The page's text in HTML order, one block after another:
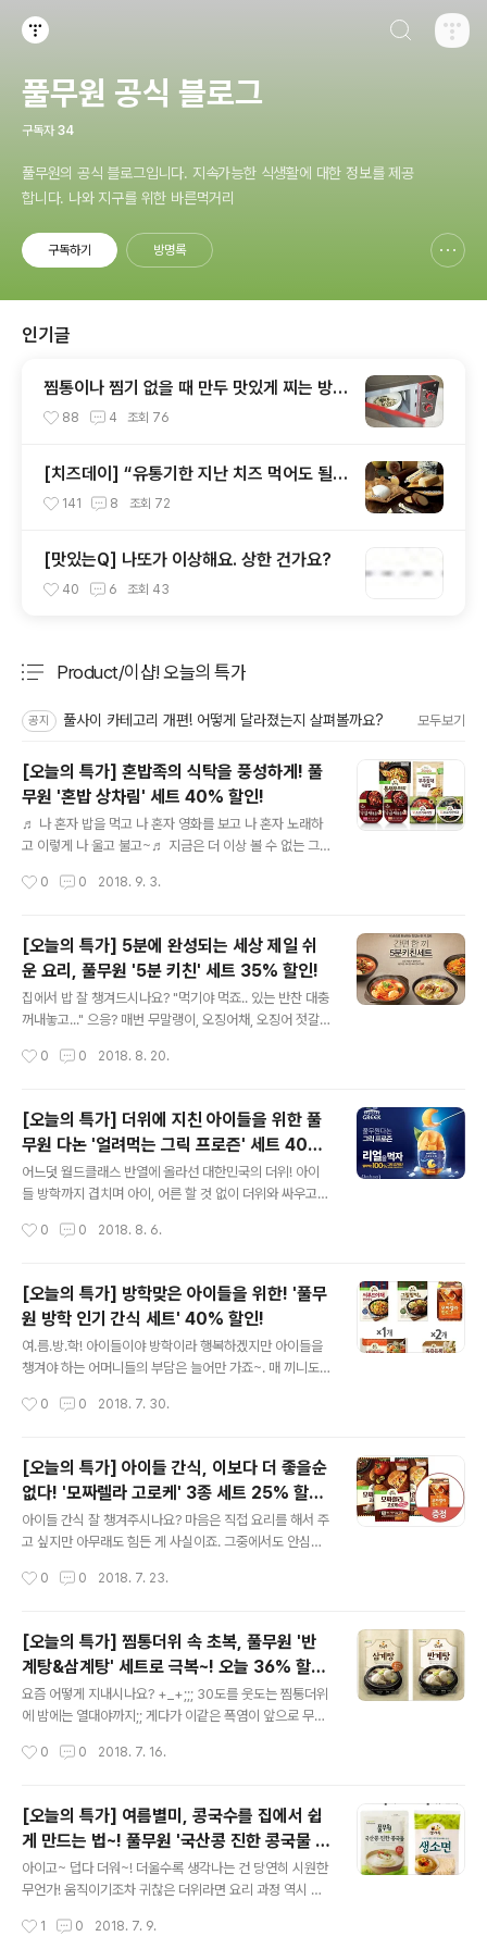
풀무원 공식 블로그
구독자 34
풀무원의 공식 블로그입니다. 지속가능한 식생활에 대한 정보를 제공
합니다. 나와 지구를 위한 바른먹거리
구독하기 방명록
인기글
찜통이나 찜기 없을 때 만두 맛있게 찌는 방법
~ 6가지!
88 4 조회 76
[치즈데이] “유통기한 지난 치즈 먹어도 될까
요?”
141 8 조회 72
[맛있는Q] 나또가 이상해요. 상한 건가요?
40 6 조회 43
Product/이샵! 오늘의 특가
공지 풀사이 카테고리 개편! 어떻게 달라졌는지 살펴볼까요? 모두보기
[오늘의 특가] 혼밥족의 식탁을 풍성하게! 풀
무원 '혼밥 상차림' 세트 40% 할인!
♬ 나 혼자 밥을 먹고 나 혼자 영화를 보고 나 혼자 노래하
고 이렇게 나 울고 불고~♬ 지금은 더 이상 볼 수 없는 그
이별에 대한 노래였지만 후렴 가사만 보면... '혼밥러'라 불
제대로 못 챙겨먹으면 슬픔은 두 배로. ㅠ,ㅜ 그렇다고 제대
로 장을 보고 요리를 하는 건 먼나라 이야기죠. 번거롭기도
할 뿐더러 1인분만 만들 수도 없으니 먹는 것보다 버리는
게 더 많으니까요. 그럴때 필요한 것이 바로 풀무원~! 그중
에서도 집에서 먹던 엄마표 집밥의 기운이 물씬 느껴지는
야채가 듬뿍 들어있는~ 통새우 볶음밥 찰진 가마솥 밥에
0 0 2018. 9. 3.
[오늘의 특가] 5분에 완성되는 세상 제일 쉬
운 요리, 풀무원 '5분 키친' 세트 35% 할인!
집에서 밥 잘 챙겨드시나요? "먹기야 먹죠.. 있는 반찬 대충
꺼내놓고..." 으응? 매번 무말랭이, 오징어채, 오징어 젓갈,
보글보글~ 얼큰한 찌개, 아삭아삭~ 콩나물찜 같은 요리는
집밥이 그리운 날~! 5분이면 완성되는 세상 제일 쉬운 요
리, 풀무원 '5분 키친' 시리즈를 데려가세요~! 풀무원 '5분
키친'과 함께라면 찌개면 찌개, 국이면 국, 찜이면 찜, 뚝딱
뚝딱 5분이면 완성된답니다~. 아니, 국, 찌개, 찜이 얼마나
번거로운 요리인데 5분에 완성되냐구요? 풀무원 '5분 키
양념장, 육수, 건더기에 순두부, 콩나물 등 메인재..
0 0 2018. 8. 20.
[오늘의 특가] 더위에 지친 아이들을 위한 풀
무원 다논 '얼려먹는 그릭 프로즌' 세트 40%
할인!
어느덧 월드클래스 반열에 올라선 대한민국의 더위! 아이
들 방학까지 겹치며 아이, 어른 할 것 없이 더위와 싸우고
도 시원한 무언가 뿐이죠? 아이들에게 아이스크림을 꺼내
로~~~~~~ 풀무원다논에서 야심차게 선보인~ 시원하게
얼려먹는 요거트~ '얼려먹는 그릭 프로즌'은 어떠신가요?
^^ 그릭 요거트의 진한 풍미가 입안을 즐겁게! 얼려도 살아
있는 유산균~ 더욱 여름날 건강하게! 요거트 함량을 줄여
만든 일반 요거트 아이스크림과 달리 아이스크림처럼 맛있
도록 셔벗과 아이스크림의 중간 제형으로 얼려도 살아있는
0 0 2018. 8. 6.
[오늘의 특가] 방학맞은 아이들을 위한! '풀무
원 방학 인기 간식 세트' 40% 할인!
여.름.방.학! 아이들이야 방학이라 행복하겠지만 아이들을
챙겨야 하는 어머니들의 부담은 늘어만 가죠~. 매 끼니도
로는 모자랄 지경? 자, 우리의 해결맨 풀반장~ '아이들이
도와드리자!' 라는 마음으로~~ 풀무원샵의 파격할인전 '오
늘의 특가'에 올라온 방학 인기 간식 세트를 소개해드리려
구요~! 큼직한 해산물과 야채를 철판에 볶아만든 씨푸드야
채 철판볶음밥 대파와 마늘 풍미가 은은~ 그릴&함박 철판
볶음밥 먹는 순간 반해버리는 특별한 핫도그 모짜렐라 핫
즙을 머금은 정통 딤섬의 맛! 육즙듬뿍만두 아이들의 취향
0 0 2018. 7. 30.
[오늘의 특가] 아이들 간식, 이보다 더 좋을순
없다! '모짜렐라 고로케' 3종 세트 25% 할인!
(모짜렐라 핫도그 증정)
아이들 간식 잘 챙겨주시나요? 마음은 직접 요리를 해서 주
고 싶지만 아무래도 힘든 게 사실이죠. 그중에서도 안심하
랑~ ㅎㅎ) 올바른 핫도그를 비롯 수많은 인기 간식들을 선
바로~ 모짜렐라 고로케인데요. 불고기 어니언, 콤비네이
션, 베이컨 감자. 총 3종이구요. 이름에서 알 수 있듯 듬뿍
들어 있는 모짜렐라 치즈와 토핑이 일품이죠! 모짜렐라 치
즈가 얼마나 많이 들어있냐하면 속재료 중 모짜렐라 치즈
의 비율이 무려 40% 이상!!! 모짜렐라 고로케을 한입 베어
~! 전자레인지에 데워도 겉이 바삭바삭~! 최적의 수분함량
0 0 2018. 7. 23.
[오늘의 특가] 찜통더위 속 초복, 풀무원 '반
계탕&삼계탕' 세트로 극복~! 오늘 36% 할
인!
요즘 어떻게 지내시나요? +_+;;; 30도를 웃도는 찜통더위
에 밤에는 열대야까지;; 게다가 이같은 폭염이 앞으로 무려
힘차게 이겨내며 건강한 여름나기에 성공하려면 필요한 건
도 보충하고~ 나쁜 성분은 몸밖으로 배출하고~ 땀을 흘려
서 체온도 내리고~ 일석삼조의 효과를 낼 수 있답니다~.
그중에서도 아이들도 맛있게 먹을 수 있는 보양식~!! 바로
삼계탕은 어떠신가요? 찹쌀로 속을 채운 국내산 닭을 푹 고
아 깊고 진한 맛이 일품인 삼계탕은 이제 여름 보양식 뿐만
식으로 자리매김했는데요. 이름만 들어도 힘이 날 것만 같
0 0 2018. 7. 16.
[오늘의 특가] 여름별미, 콩국수를 집에서 쉽
게 만드는 법~! 풀무원 '국산콩 진한 콩국물 &
생소면 세트' 40% 할인!
아이고~ 덥다 더워~! 더울수록 생각나는 건 당연히 시원한
무언가! 움직이기조차 귀찮은 더위라면 요리 과정 역시 간
풀반장의 여름면 제안! 기분전환 삼아 고소~~한 콩국수는
1 0 2018. 7. 9.